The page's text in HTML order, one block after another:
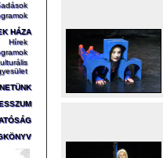
HÁZA
Hírek